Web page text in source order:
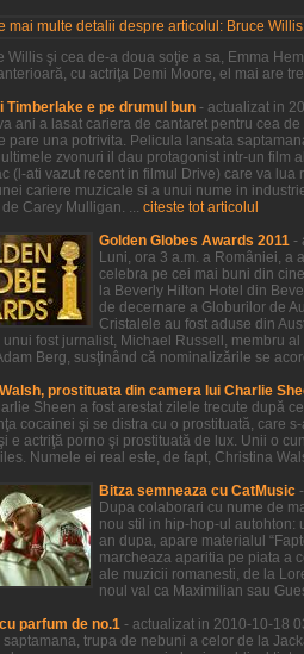
Willis şi cea de-a doua soţie a sa, Emma
cu actriţa Demi Moore, el mai are
Timberlake e pe drumul bun - actualizat in
ani a lasat cariera de cantaret pentru cea
pare una potrivita. Pelicula lansata
ultimele zvonuri il dau protagonist intr-un film
(l-ati vazut recent in filmul Drive) care va
cariere muzicale si a unui nume in
Carey Mulligan. ... citeste tot articolul
Golden Globes Awards 2011 -
Luni, ora 3 a.m. a României, a
celebra pe cei mai buni din
la Beverly Hilton Hotel din
de decernare a Globurilor de
Cristalele au fost aduse din
fost jurnalist, Michael Russell, membru
Berg, susţinând că nominalizările se
prostituata din camera lui Charlie
Sheen a fost arestat zilele trecute după
cocainei şi se distra cu o prostituată, care
e actriţă porno şi prostituată de lux. Unii o
Numele ei real este, de fapt, Christina
Bitza semneaza cu CatMusic
Dupa colaborari cu nume de
nou stil in hip-hop-ul autohton:
an dupa, apare materialul
marcheaza aparitia pe piata a
ale muzicii romanesti, de la
noul val ca Maximilian sau
parfum de no.1 - actualizat in 2010-10-18
saptamana, trupa de nebuni a celor de la